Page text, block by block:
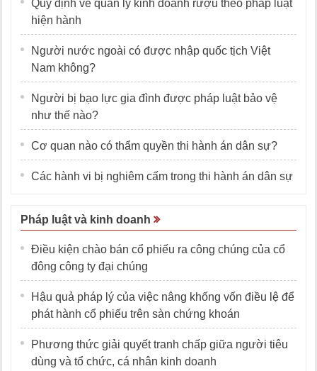
Quy định về quản lý kinh doanh rượu theo pháp luật
hiện hành
Người nước ngoài có được nhập quốc tịch Việt
Nam không?
Người bị bạo lực gia đình được pháp luật bảo vệ
như thế nào?
Cơ quan nào có thẩm quyền thi hành án dân sự?
Các hành vi bị nghiêm cấm trong thi hành án dân sự
Pháp luật và kinh doanh
Điều kiện chào bán cổ phiếu ra công chúng của cổ
đông công ty đại chúng
Hậu quả pháp lý của việc nâng khống vốn điều lệ để
phát hành cổ phiếu trên sàn chứng khoán
Phương thức giải quyết tranh chấp giữa người tiêu
dùng và tổ chức, cá nhân kinh doanh